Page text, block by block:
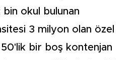
bin okul bulunan
3 milyon olan özel
bir boş kontenjan